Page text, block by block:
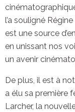
l’a souligné
est une source
en unissant nos
un avenir
De plus, il est à
a élu sa première
Larcher, la